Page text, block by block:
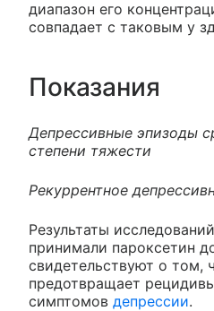
диапазон его
совпадает с таковым у
Показания
Депрессивные эпизоды
степени тяжести
Рекуррентное
Результаты
принимали пароксетин
свидетельствуют о том,
предотвращает
симптомов депрессии.